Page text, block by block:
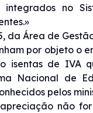
no
da Área de
por objeto o
isentas de IVA
Nacional de
pelos
não